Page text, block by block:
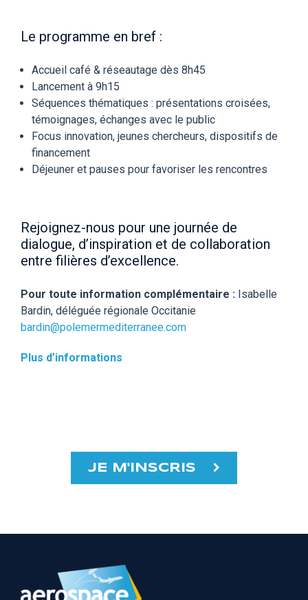
Le programme en bref :
Accueil café & réseautage dès 8h45
Lancement à 9h15
Séquences thématiques : présentations croisées,
témoignages, échanges avec le public
Focus innovation, jeunes chercheurs, dispositifs de
financement
Déjeuner et pauses pour favoriser les rencontres
Rejoignez-nous pour une journée de
dialogue, d’inspiration et de collaboration
entre filières d’excellence.
Pour toute information complémentaire : Isabelle
Bardin, déléguée régionale Occitanie
bardin@polemermediterranee.com
Plus d’informations
JE M'INSCRIS